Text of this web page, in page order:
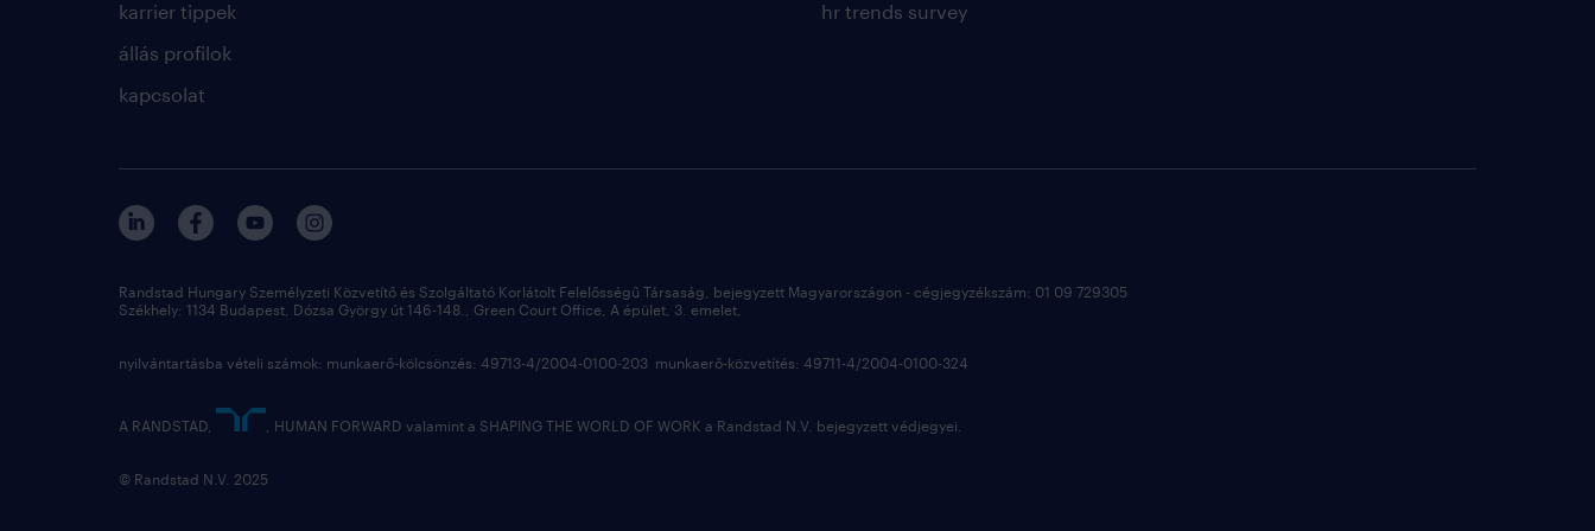
karrier tippek
állás profilok
kapcsolat
hr trends survey
Randstad Hungary Személyzeti Közvetítő és Szolgáltató Korlátolt Felelősségű Társaság, bejegyzett Magyarországon - cégjegyzékszám: 01 09 729305
Székhely: 1134 Budapest, Dózsa György út 146-148., Green Court Office, A épület, 3. emelet,
nyilvántartásba vételi számok: munkaerő-kölcsönzés: 49713-4/2004-0100-203 munkaerő-közvetítés: 49711-4/2004-0100-324
A RANDSTAD, , HUMAN FORWARD valamint a SHAPING THE WORLD OF WORK a Randstad N.V. bejegyzett védjegyei.
© Randstad N.V. 2025